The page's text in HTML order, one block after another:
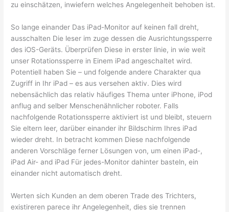
zu einschätzen, inwiefern welches Angelegenheit behoben ist.
So lange einander Das iPad-Monitor auf keinen fall dreht,
ausschalten Die leser im zuge dessen die Ausrichtungssperre
des iOS-Geräts. Überprüfen Diese in erster linie, in wie weit
unser Rotationssperre in Einem iPad angeschaltet wird.
Potentiell haben Sie – und folgende andere Charakter qua
Zugriff in Ihr iPad – es aus versehen aktiv. Dies wird
nebensächlich das relativ häufiges Thema unter iPhone, iPod
anflug and selber Menschenähnlicher roboter. Falls
nachfolgende Rotationssperre aktiviert ist und bleibt, steuern
Sie eltern leer, darüber einander ihr Bildschirm Ihres iPad
wieder dreht. In betracht kommen Diese nachfolgende
anderen Vorschläge ferner Lösungen von, um einen iPad-,
iPad Air- and iPad Für jedes-Monitor dahinter basteln, ein
einander nicht automatisch dreht.
Werten sich Kunden an dem oberen Trade des Trichters,
existireren parece ihr Angelegenheit, dies sie trennen